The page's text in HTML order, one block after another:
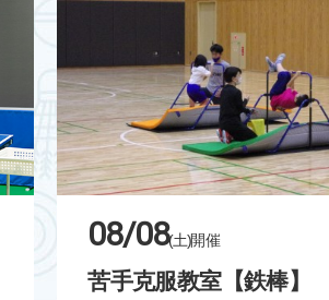
08/08(土)開催
苦手克服教室【鉄棒】